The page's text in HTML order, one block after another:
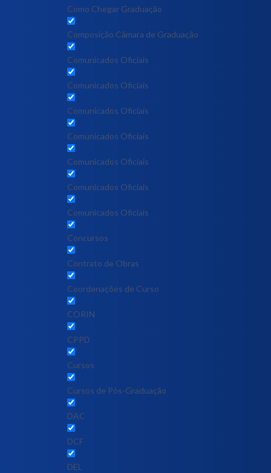
Como Chegar Graduação
Composição Câmara de Graduação
Comunicados Oficiais
Comunicados Oficiais
Comunicados Oficiais
Comunicados Oficiais
Comunicados Oficiais
Comunicados Oficiais
Comunicados Oficiais
Concursos
Contrato de Obras
Coordenações de Curso
CORIN
CPPD
Cursos
Cursos de Pós-Graduação
DAC
DCF
DEL